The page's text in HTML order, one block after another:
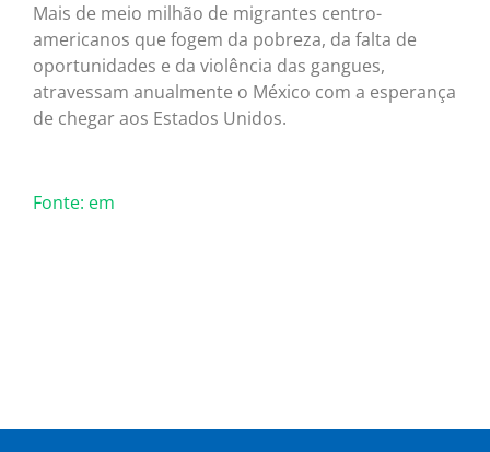
Mais de meio milhão de migrantes centro-
americanos que fogem da pobreza, da falta de
oportunidades e da violência das gangues,
atravessam anualmente o México com a esperança
de chegar aos Estados Unidos.
Fonte: em